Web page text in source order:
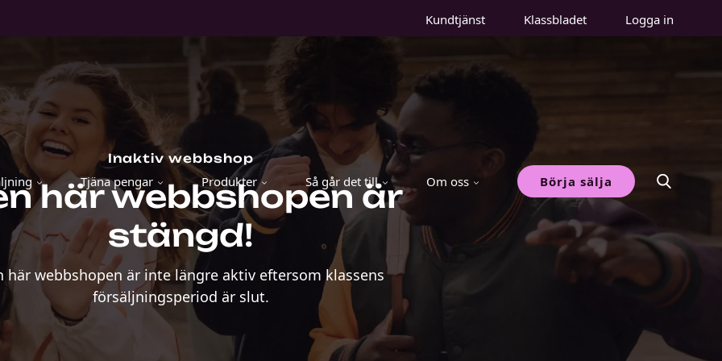
Kundtjänst Klassbladet Logga in
Tjäna pengar Produkter Så går det till Om oss Börja sälja
Inaktiv webbshop
här webbshopen är
stängd!
här webbshopen är inte längre aktiv eftersom klassens
försäljningsperiod är slut.